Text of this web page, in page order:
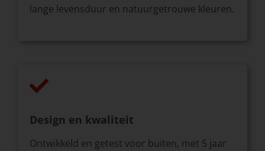
lange levensduur en natuurgetrouwe kleuren.
Design en kwaliteit
Ontwikkeld en getest voor buiten, met 5 jaar